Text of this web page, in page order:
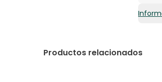
Productos relacionados